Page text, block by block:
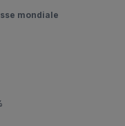
mondiale